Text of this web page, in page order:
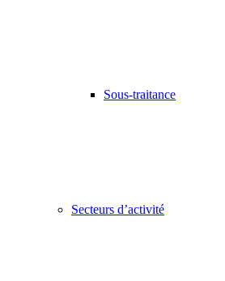
Sous-traitance
Secteurs d’activité